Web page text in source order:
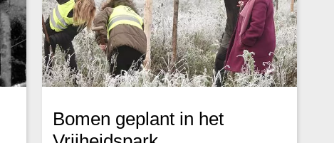
Bomen geplant in het